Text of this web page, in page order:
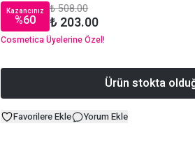
Kazancınız
%60
₺ 508.00
₺ 203.00
Cosmetica Üyelerine Özel!
Ürün stokta
Favorilere Ekle Yorum Ekle